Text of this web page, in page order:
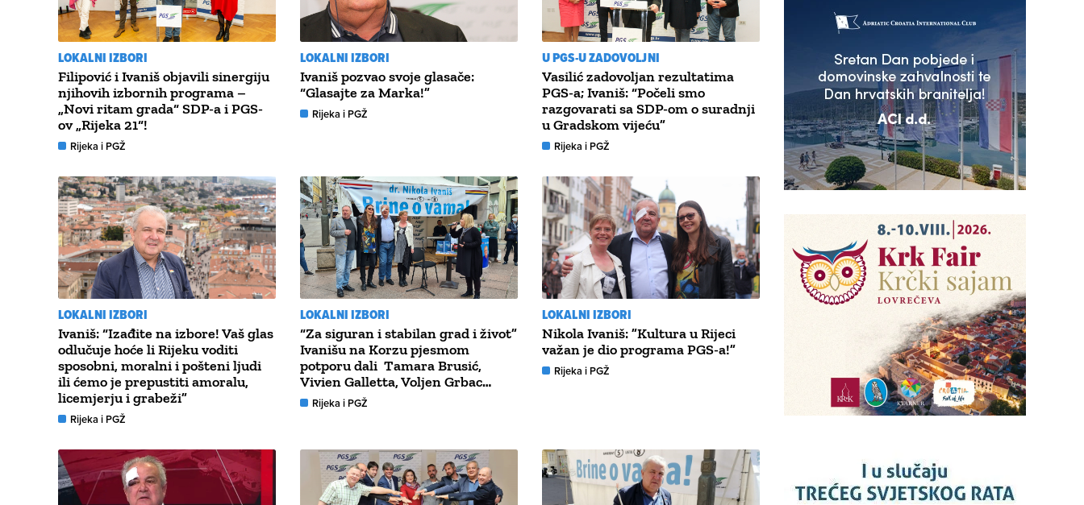
LOKALNI IZBORI
Filipović i Ivaniš objavili sinergiju
njihovih izbornih programa –
„Novi ritam grada“ SDP-a i PGS-
ov „Rijeka 21“!
Rijeka i PGŽ
LOKALNI IZBORI
Ivaniš pozvao svoje glasače:
“Glasajte za Marka!”
Rijeka i PGŽ
U PGS-U ZADOVOLJNI
Vasilić zadovoljan rezultatima
PGS-a; Ivaniš: “Počeli smo
razgovarati sa SDP-om o suradnji
u Gradskom vijeću”
Rijeka i PGŽ
LOKALNI IZBORI
Ivaniš: “Izađite na izbore! Vaš glas
odlučuje hoće li Rijeku voditi
sposobni, moralni i pošteni ljudi
ili ćemo je prepustiti amoralu,
licemjerju i grabeži”
Rijeka i PGŽ
LOKALNI IZBORI
“Za siguran i stabilan grad i život”
Ivanišu na Korzu pjesmom
potporu dali Tamara Brusić,
Vivien Galletta, Voljen Grbac…
Rijeka i PGŽ
LOKALNI IZBORI
Nikola Ivaniš: ”Kultura u Rijeci
važan je dio programa PGS-a!”
Rijeka i PGŽ